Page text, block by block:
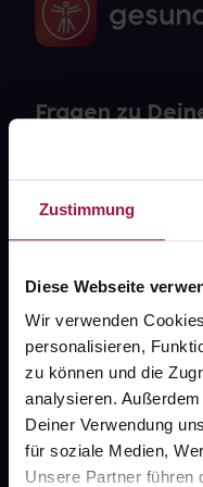
Zustimmung
Diese Webseite
Wir verwenden
personalisieren,
zu können und die
analysieren.
Deiner Verwendung
für soziale Medien,
Unsere Partner führen
Fragen zu
FAQ
Widerrufsformular
gesund.de
Über uns
Karriere